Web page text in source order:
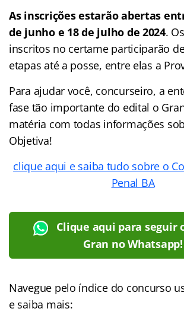
As inscrições estarão abertas
de junho e 18 de julho de 2024.
inscritos no certame participarão
etapas até a posse, entre elas a
Para ajudar você, concurseiro, a
fase tão importante do edital o
matéria com todas informações
Objetiva!
clique aqui e saiba tudo sobre o
Penal BA
Clique aqui para seguir
Gran no Whatsapp!
Navegue pelo índice do concurso
e saiba mais: